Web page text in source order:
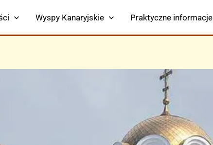
Wyspy Kanaryjskie Praktyczne informacje